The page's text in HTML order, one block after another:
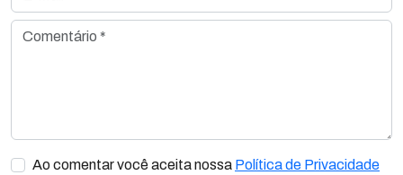
Comentário *
Ao comentar você aceita nossa Política de Privacidade